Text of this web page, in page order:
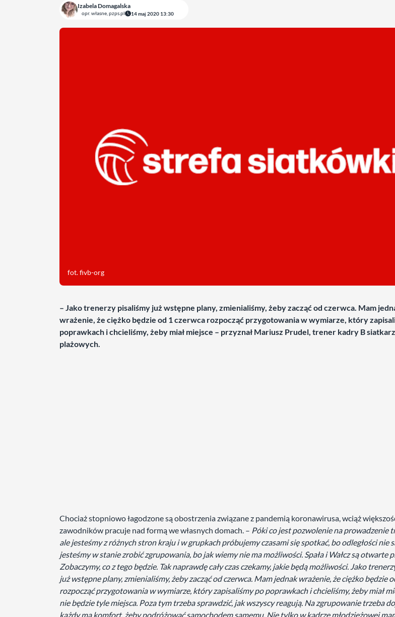
Izabela Domagalska
opr. własne, pzps.pl 14 maj 2020 13:30
fot. fivb-org
– Jako trenerzy pisaliśmy już wstępne plany, zmienialiśmy, żeby zacząć od czerwca. Mam
wrażenie, że ciężko będzie od 1 czerwca rozpocząć przygotowania w wymiarze, który
poprawkach i chcieliśmy, żeby miał miejsce – przyznał Mariusz Prudel, trener kadry B
plażowych.
Chociaż stopniowo łagodzone są obostrzenia związane z pandemią koronawirusa, wciąż
zawodników pracuje nad formą we własnych domach. – Póki co jest pozwolenie na prowadzenie
ale jesteśmy z różnych stron kraju i w grupkach próbujemy czasami się spotkać, bo odległości nie
jesteśmy w stanie zrobić zgrupowania, bo jak wiemy nie ma możliwości. Spała i Wałcz są otwarte
Zobaczymy, co z tego będzie. Tak naprawdę cały czas czekamy, jakie będą możliwości. Jako
już wstępne plany, zmienialiśmy, żeby zacząć od czerwca. Mam jednak wrażenie, że ciężko będzie
rozpocząć przygotowania w wymiarze, który zapisaliśmy po poprawkach i chcieliśmy, żeby miał
nie będzie tyle miejsca. Poza tym trzeba sprawdzić, jak wszyscy reagują. Na zgrupowanie trzeba
każdy ma komfort, żeby podróżować samochodem samemu. Nie tylko w kadrze młodzieżowej